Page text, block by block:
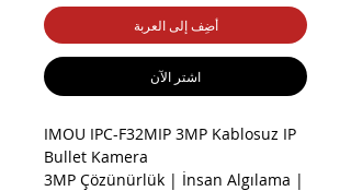
أضِف إلى العربة
اشترِ الآن
IMOU IPC-F32MIP 3MP Kablosuz IP
Bullet Kamera
3MP Çözünürlük | İnsan Algılama |